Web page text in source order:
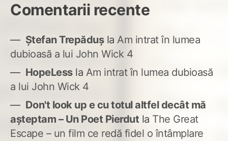
Comentarii recente
Ștefan Trepădușla Am intrat în lumea
dubioasă a lui John Wick 4
HopeLessla Am intrat în lumea dubioasă
a lui John Wick 4
Don't look up e cu totul altfel decât mă
așteptam – Un Poet Pierdut la The Great
Escape – un film ce redă fidel o întâmplare